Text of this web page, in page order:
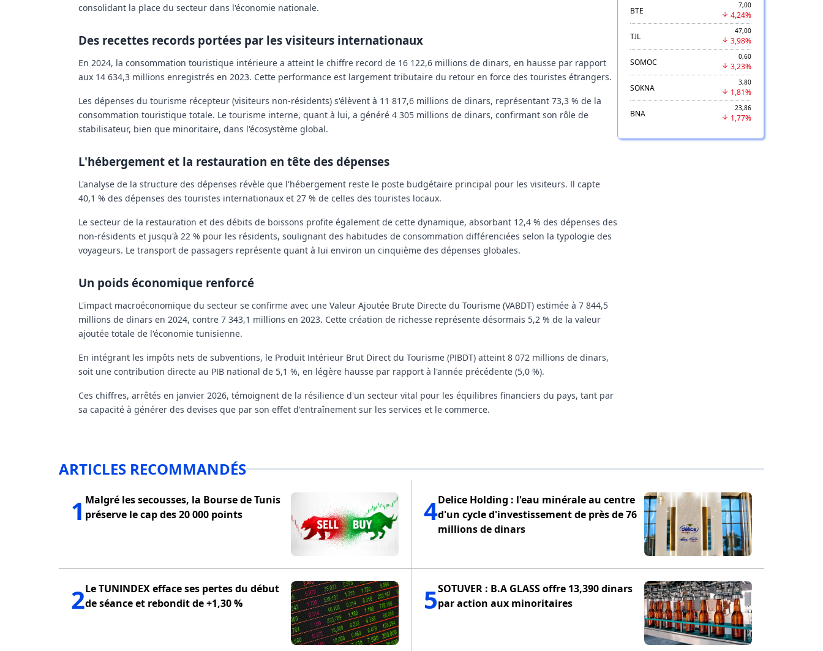
consolidant la place du secteur dans l'économie nationale.
Des recettes records portées par les visiteurs internationaux
En 2024, la consommation touristique intérieure a atteint le chiffre record de 16 122,6 millions de dinars, en hausse par rapport
aux 14 634,3 millions enregistrés en 2023. Cette performance est largement tributaire du retour en force des touristes étrangers.
Les dépenses du tourisme récepteur (visiteurs non-résidents) s'élèvent à 11 817,6 millions de dinars, représentant 73,3 % de la
consommation touristique totale. Le tourisme interne, quant à lui, a généré 4 305 millions de dinars, confirmant son rôle de
stabilisateur, bien que minoritaire, dans l'écosystème global.
L'hébergement et la restauration en tête des dépenses
L'analyse de la structure des dépenses révèle que l'hébergement reste le poste budgétaire principal pour les visiteurs. Il capte
40,1 % des dépenses des touristes internationaux et 27 % de celles des touristes locaux.
Le secteur de la restauration et des débits de boissons profite également de cette dynamique, absorbant 12,4 % des dépenses des
non-résidents et jusqu'à 22 % pour les résidents, soulignant des habitudes de consommation différenciées selon la typologie des
voyageurs. Le transport de passagers représente quant à lui environ un cinquième des dépenses globales.
Un poids économique renforcé
L'impact macroéconomique du secteur se confirme avec une Valeur Ajoutée Brute Directe du Tourisme (VABDT) estimée à 7 844,5
millions de dinars en 2024, contre 7 343,1 millions en 2023. Cette création de richesse représente désormais 5,2 % de la valeur
ajoutée totale de l'économie tunisienne.
En intégrant les impôts nets de subventions, le Produit Intérieur Brut Direct du Tourisme (PIBDT) atteint 8 072 millions de dinars,
soit une contribution directe au PIB national de 5,1 %, en légère hausse par rapport à l'année précédente (5,0 %).
Ces chiffres, arrêtés en janvier 2026, témoignent de la résilience d'un secteur vital pour les équilibres financiers du pays, tant par
sa capacité à générer des devises que par son effet d'entraînement sur les services et le commerce.
BTE
7,00
4,24%
TJL
47,00
3,98%
SOMOC
0,60
3,23%
SOKNA
3,80
1,81%
BNA
23,86
1,77%
ARTICLES RECOMMANDÉS
1 Malgré les secousses, la Bourse de Tunis
préserve le cap des 20 000 points
2Le TUNINDEX efface ses pertes du début
de séance et rebondit de +1,30 %
4Delice Holding : l'eau minérale au centre
d'un cycle d'investissement de près de 76
millions de dinars
5SOTUVER : B.A GLASS offre 13,390 dinars
par action aux minoritaires